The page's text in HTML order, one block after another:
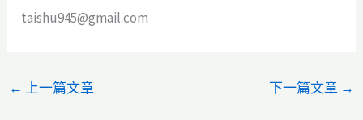
taishu945@gmail.com
← 上一篇文章 下一篇文章 →